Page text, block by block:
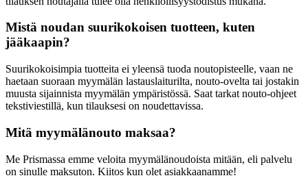
Mistä noudan suurikokoisen tuotteen, kuten
jääkaapin?
Suurikokoisimpia tuotteita ei yleensä tuoda noutopisteelle, vaan ne
haetaan suoraan myymälän lastauslaiturilta, nouto-ovelta tai jostakin
muusta sijainnista myymälän ympäristössä. Saat tarkat nouto-ohjeet
tekstiviestillä, kun tilauksesi on noudettavissa.
Mitä myymälänouto maksaa?
Me Prismassa emme veloita myymälänoudoista mitään, eli palvelu
on sinulle maksuton. Kiitos kun olet asiakkaanamme!